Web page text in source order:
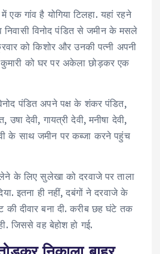
गांव है योगिया टिलहा. यहां रहने
निवासी विनोद पंडित से जमीन के मसले
को किशोर और उनकी पत्नी अपनी
को घर पर अकेला छोड़कर एक
पंडित अपने पक्ष के शंकर पंडित,
देवी, गायत्री देवी, मनीषा देवी,
के साथ जमीन पर कब्जा करने पहुंच
के लिए सुलेखा को दरवाजे पर ताला
इतना ही नहीं, दबंगों ने दरवाजे के
की दीवार बना दी. करीब छह घंटे तक
जिससे वह बेहोश हो गई.